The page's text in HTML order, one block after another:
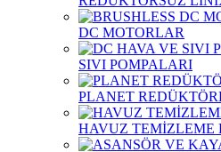
DC MOTORLAR
SIVI POMPALARI
PLANET
HAVUZ TEMİZLEME